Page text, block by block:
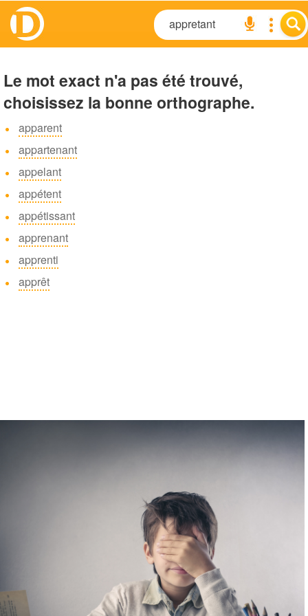
Le mot exact n'a pas été trouvé,
choisissez la bonne orthographe.
apparent
appartenant
appelant
appétent
appétissant
apprenant
apprenti
apprêt